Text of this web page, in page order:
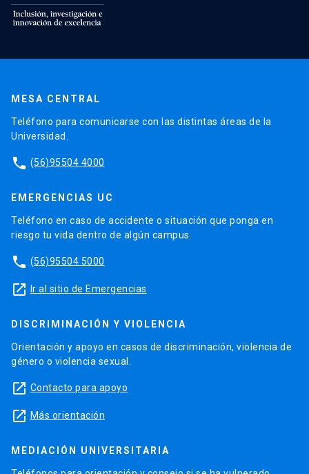
MESA CENTRAL
Teléfono para comunicarse con las distintas áreas de la
Universidad.
phone (56)95504 4000
EMERGENCIAS UC
Teléfono en caso de accidente o situación que ponga en
riesgo tu vida dentro de algún campus.
phone (56)95504 5000
launch Ir al sitio de Emergencias
DISCRIMINACIÓN Y VIOLENCIA
Orientación y apoyo en casos de discriminación, violencia de
género o violencia sexual.
launch Contacto para apoyo
launch Más orientación
MEDIACIÓN UNIVERSITARIA